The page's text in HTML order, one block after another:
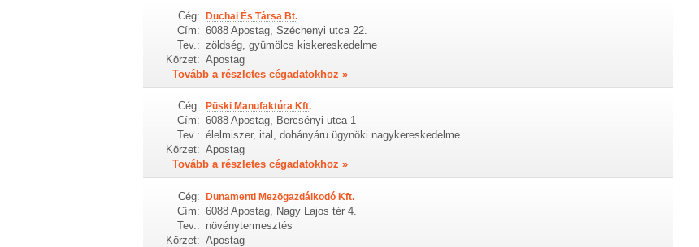
Cég: Duchai És Társa Bt.
Cím: 6088 Apostag, Széchenyi utca 22.
Tev.: zöldség, gyümölcs kiskereskedelme
Körzet: Apostag
Tovább a részletes cégadatokhoz »
Cég: Püski Manufaktúra Kft.
Cím: 6088 Apostag, Bercsényi utca 1
Tev.: élelmiszer, ital, dohányáru ügynöki nagykereskedelme
Körzet: Apostag
Tovább a részletes cégadatokhoz »
Cég: Dunamenti Mezögazdálkodó Kft.
Cím: 6088 Apostag, Nagy Lajos tér 4.
Tev.: növénytermesztés
Körzet: Apostag